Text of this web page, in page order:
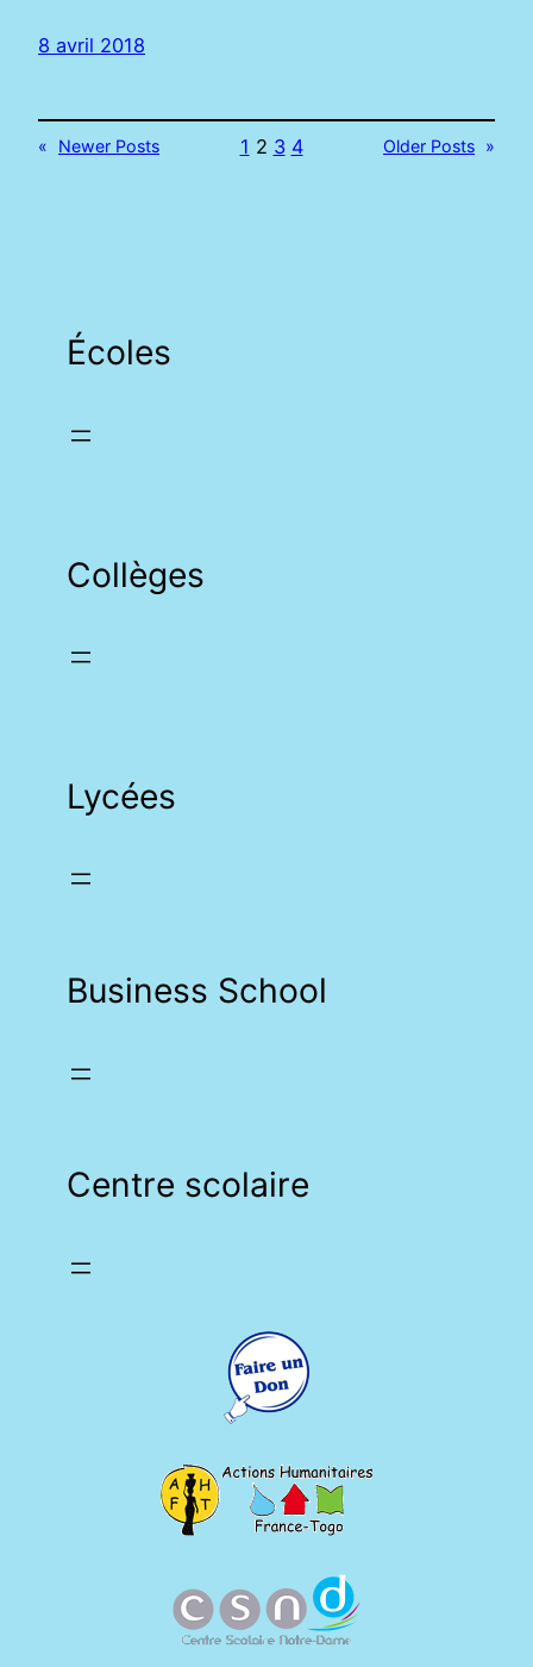
8 avril 2018
« Newer Posts 1 2 3 4 Older Posts »
Écoles
Collèges
Lycées
Business School
Centre scolaire